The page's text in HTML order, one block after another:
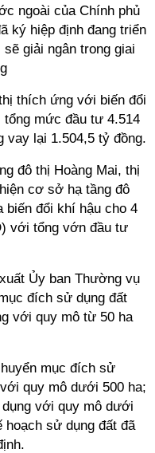
ngoài của Chính phủ
ký hiệp định đang triển
giải ngân trong giai
thích ứng với biến đổi
mức đầu tư 4.514
vay lại 1.504,5 tỷ đồng.
đô thị Hoàng Mai, thị
cơ sở hạ tầng đô
biến đổi khí hậu cho 4
với tổng vớn đầu tư
Ủy ban Thường vụ
đích sử dụng đất
với quy mô từ 50 ha
mục đích sử
quy mô dưới 500 ha;
với quy mô dưới
hoạch sử dụng đất đã